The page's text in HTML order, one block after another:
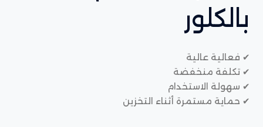
بالكلور
✔ فعالية عالية
✔ تكلفة منخفضة
✔ سهولة الاستخدام
✔ حماية مستمرة أثناء التخزين